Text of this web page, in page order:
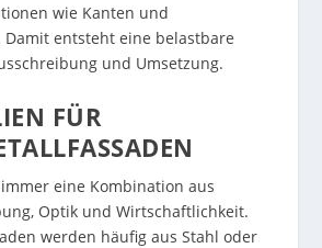
wie Kanten und
entsteht eine belastbare
und Umsetzung.
FÜR
eine Kombination aus
Optik und Wirtschaftlichkeit.
werden häufig aus Stahl oder